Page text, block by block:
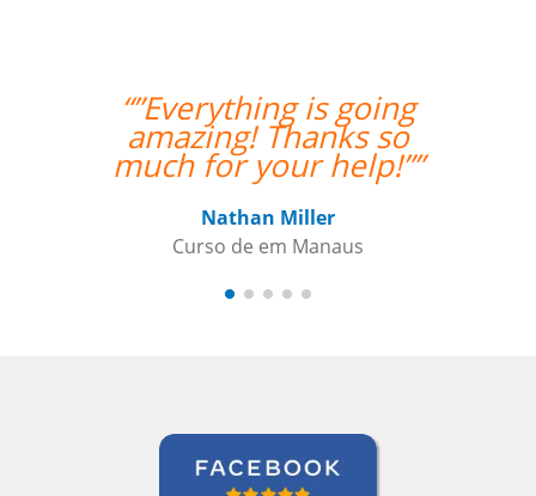
“”Everything is going
amazing! Thanks so
much for your help!””
Nathan Miller
Curso de em Manaus